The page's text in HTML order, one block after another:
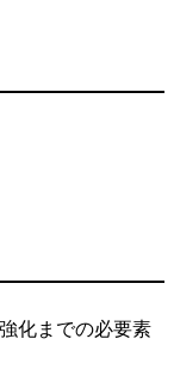
化までの必要素